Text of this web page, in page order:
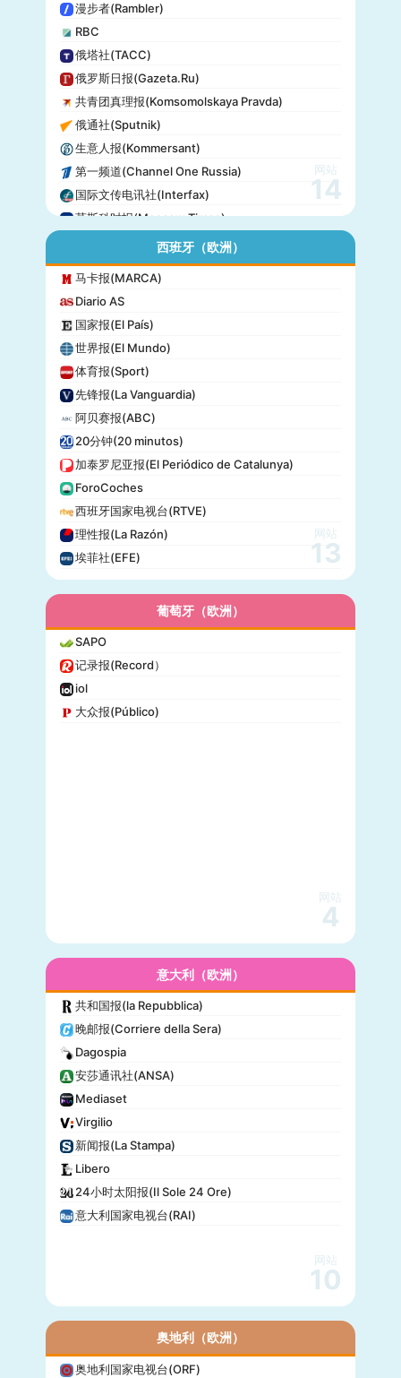
漫步者(Rambler)
RBC
俄塔社(TACC)
俄罗斯日报(Gazeta.Ru)
共青团真理报(Komsomolskaya Pravda)
俄通社(Sputnik)
生意人报(Kommersant)
第一频道(Channel One Russia)
国际文传电讯社(Interfax)
莫斯科时报(Moscow Times)
网站
14
西班牙（欧洲）
马卡报(MARCA)
Diario AS
国家报(El País)
世界报(El Mundo)
体育报(Sport)
先锋报(La Vanguardia)
阿贝赛报(ABC)
20分钟(20 minutos)
加泰罗尼亚报(El Periódico de Catalunya)
ForoCoches
西班牙国家电视台(RTVE)
理性报(La Razón)
埃菲社(EFE)
网站
13
葡萄牙（欧洲）
SAPO
记录报(Record）
iol
大众报(Público)
网站
4
意大利（欧洲）
共和国报(la Repubblica)
晚邮报(Corriere della Sera)
Dagospia
安莎通讯社(ANSA)
Mediaset
Virgilio
新闻报(La Stampa)
Libero
24小时太阳报(Il Sole 24 Ore)
意大利国家电视台(RAI)
网站
10
奥地利（欧洲）
奥地利国家电视台(ORF)